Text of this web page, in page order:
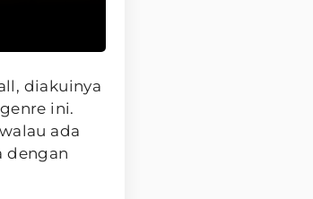
diakuinya
ini.
ada
dengan